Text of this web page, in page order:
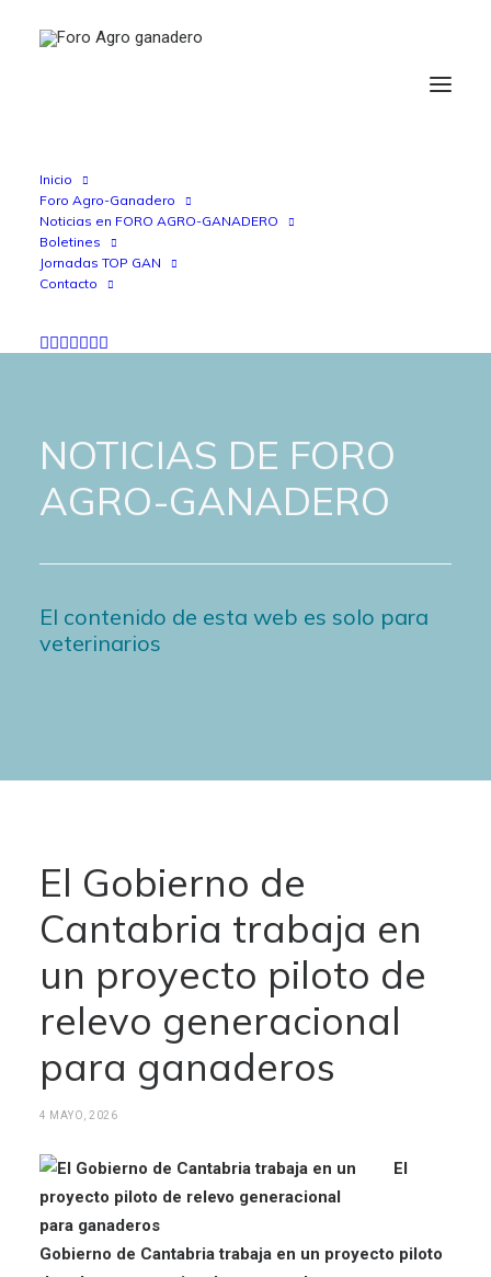
Inicio
Foro Agro-Ganadero
Noticias en FORO AGRO-GANADERO
Boletines
Jornadas TOP GAN
Contacto
NOTICIAS DE FORO
AGRO-GANADERO
El contenido de esta web es solo para
veterinarios
El Gobierno de
Cantabria trabaja en
un proyecto piloto de
relevo generacional
para ganaderos
4 MAYO, 2026
El
Gobierno de Cantabria trabaja en un proyecto piloto